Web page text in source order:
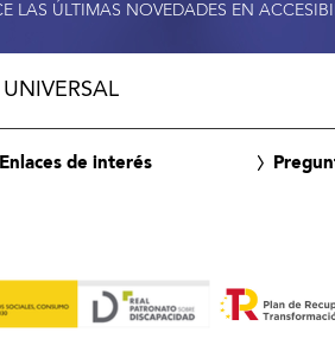
LAS ÚLTIMAS NOVEDADES EN
Enlaces de interés